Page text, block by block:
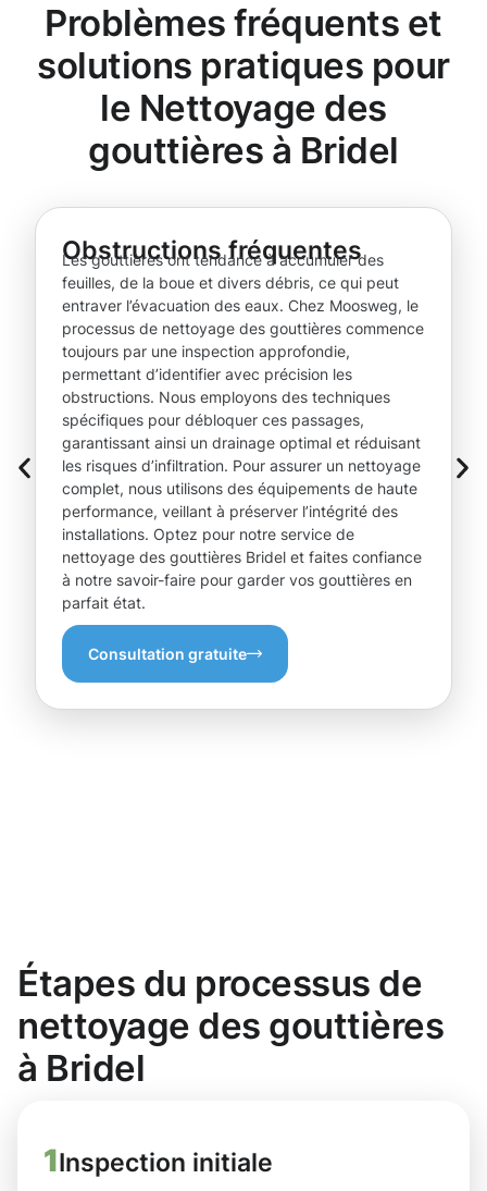
Problèmes fréquents et
solutions pratiques pour
le Nettoyage des
gouttières à Bridel
Obstructions fréquentes
Les gouttières ont tendance à accumuler des
feuilles, de la boue et divers débris, ce qui peut
entraver l’évacuation des eaux. Chez Moosweg, le
processus de nettoyage des gouttières commence
toujours par une inspection approfondie,
permettant d’identifier avec précision les
obstructions. Nous employons des techniques
spécifiques pour débloquer ces passages,
garantissant ainsi un drainage optimal et réduisant
les risques d’infiltration. Pour assurer un nettoyage
complet, nous utilisons des équipements de haute
performance, veillant à préserver l’intégrité des
installations. Optez pour notre service de
nettoyage des gouttières Bridel et faites confiance
à notre savoir-faire pour garder vos gouttières en
parfait état.
Consultation gratuite
Étapes du processus de
nettoyage des gouttières
à Bridel
1Inspection initiale